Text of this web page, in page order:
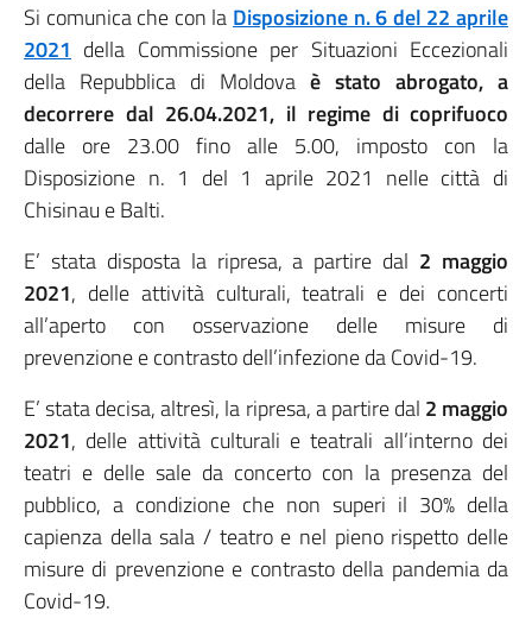
Si comunica che con la Disposizione n. 6 del 22 aprile
2021 della Commissione per Situazioni Eccezionali
della Repubblica di Moldova è stato abrogato, a
decorrere dal 26.04.2021, il regime di coprifuoco
dalle ore 23.00 fino alle 5.00, imposto con la
Disposizione n. 1 del 1 aprile 2021 nelle città di
Chisinau e Balti.
E’ stata disposta la ripresa, a partire dal 2 maggio
2021, delle attività culturali, teatrali e dei concerti
all’aperto con osservazione delle misure di
prevenzione e contrasto dell’infezione da Covid-19.
E’ stata decisa, altresì, la ripresa, a partire dal 2 maggio
2021, delle attività culturali e teatrali all’interno dei
teatri e delle sale da concerto con la presenza del
pubblico, a condizione che non superi il 30% della
capienza della sala / teatro e nel pieno rispetto delle
misure di prevenzione e contrasto della pandemia da
Covid-19.